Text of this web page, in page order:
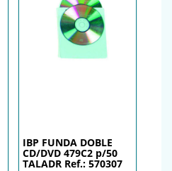
IBP FUNDA DOBLE
CD/DVD 479C2 p/50
TALADR Ref.: 570307